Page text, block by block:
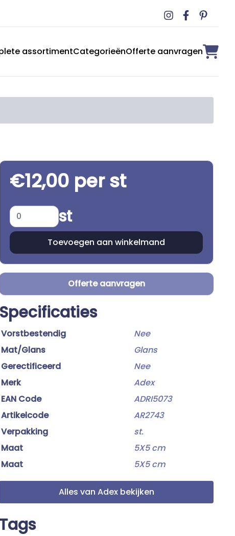
assortimentCategorieënOfferte aanvragen
€12,00 per st
st
Offerte aanvragen
Specificaties
Vorstbestendig
Nee
Mat/Glans
Glans
Gerectificeerd
Nee
Merk
Adex
EAN Code
ADRI5073
Artikelcode
AR2743
Verpakking
st.
Maat
5X5 cm
Maat
5X5 cm
Alles van Adex bekijken
Tags